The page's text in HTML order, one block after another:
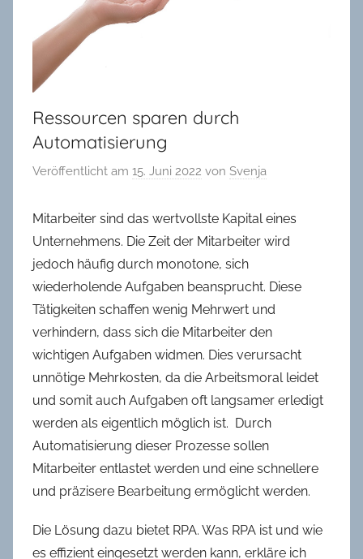
Oldenburg
Ressourcen sparen durch
Automatisierung
Veröffentlicht am 15. Juni 2022 von Svenja
Mitarbeiter sind das wertvollste Kapital eines
Unternehmens. Die Zeit der Mitarbeiter wird
jedoch häufig durch monotone, sich
wiederholende Aufgaben beansprucht. Diese
Tätigkeiten schaffen wenig Mehrwert und
verhindern, dass sich die Mitarbeiter den
wichtigen Aufgaben widmen. Dies verursacht
unnötige Mehrkosten, da die Arbeitsmoral leidet
und somit auch Aufgaben oft langsamer erledigt
werden als eigentlich möglich ist. Durch
Automatisierung dieser Prozesse sollen
Mitarbeiter entlastet werden und eine schnellere
und präzisere Bearbeitung ermöglicht werden.
Die Lösung dazu bietet RPA. Was RPA ist und wie
es effizient eingesetzt werden kann, erkläre ich